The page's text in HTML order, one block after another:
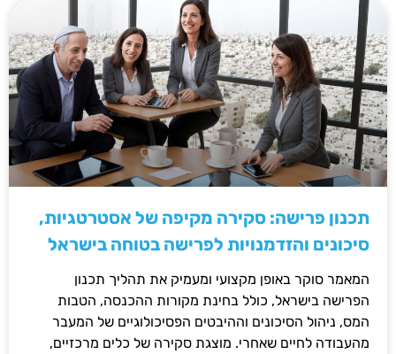
תכנון פרישה: סקירה מקיפה של אסטרטגיות,
סיכונים והזדמנויות לפרישה בטוחה בישראל
המאמר סוקר באופן מקצועי ומעמיק את תהליך תכנון
הפרישה בישראל, כולל בחינת מקורות ההכנסה, הטבות
המס, ניהול הסיכונים וההיבטים הפסיכולוגיים של המעבר
מהעבודה לחיים שאחרי. מוצגת סקירה של כלים מרכזיים,